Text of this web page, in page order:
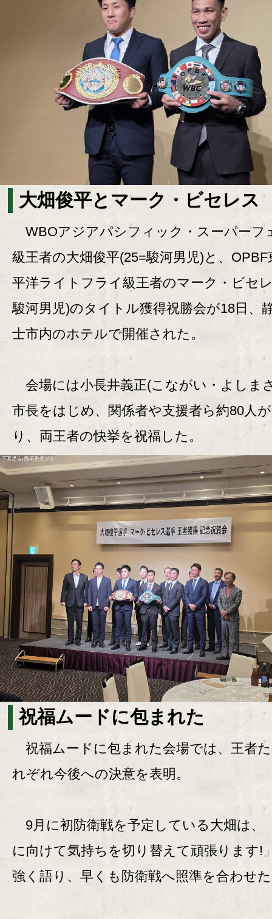
大畑俊平とマーク・ビセレス
WBOアジアパシフィック・スーパーフ
級王者の大畑俊平(25=駿河男児)と、OPBF
平洋ライトフライ級王者のマーク・ビセ
駿河男児)のタイトル獲得祝勝会が18日、
士市内のホテルで開催された。
会場には小長井義正(こながい・よしま
市長をはじめ、関係者や支援者ら約80人
り、両王者の快挙を祝福した。
祝福ムードに包まれた
祝福ムードに包まれた会場では、王者
れぞれ今後への決意を表明。
9月に初防衛戦を予定している大畑は、
に向けて気持ちを切り替えて頑張ります!
強く語り、早くも防衛戦へ照準を合わせ